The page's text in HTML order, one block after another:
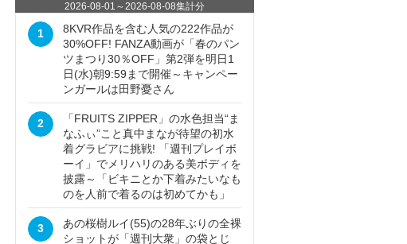
2026-08-01 ～2026-08-08集計分
1
8KVR作品を含む人気の222作品が
30%OFF! FANZA動画が「春のパン
ツまつり30％OFF」第2弾を明日1
日(水)朝9:59まで開催～キャンペー
ンガールは田野憂さん
2
「FRUITS ZIPPER」の水色担当“ま
なふぃ”こと真中まなが待望の初水
着グラビアに挑戦! 「週刊プレイボ
ーイ」でメリハリのある美ボディを
披露～「ビキニとか下着みたいなも
のを人前で着るのは初めてかも」
3
あの桜樹ルイ(55)の28年ぶりの全裸
ショットが「週刊大衆」の袋とじ